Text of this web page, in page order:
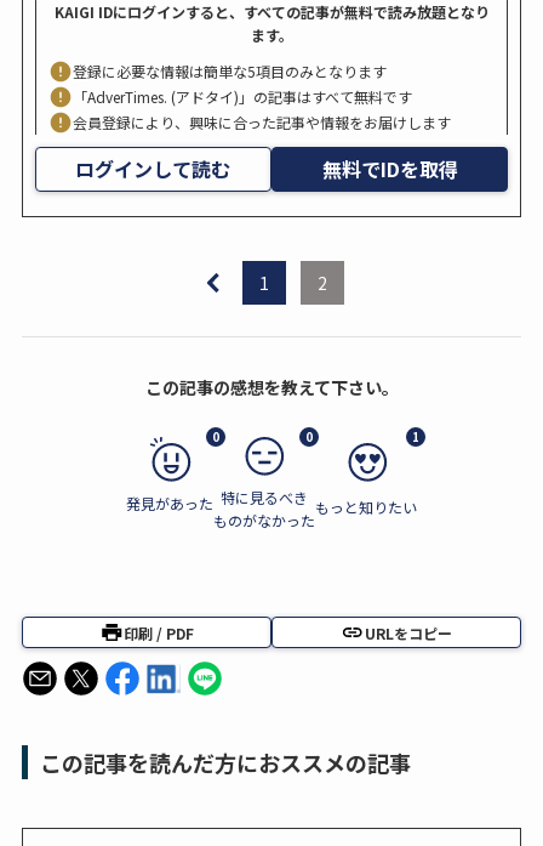
KAIGI IDにログインすると、すべての記事が無料で読み放題となり
ます。
登録に必要な情報は簡単な5項目のみとなります
「AdverTimes. (アドタイ)」の記事はすべて無料です
会員登録により、興味に合った記事や情報をお届けします
ログインして読む 無料でIDを取得
1 2
この記事の感想を教えて下さい。
0
発見があった
0
特に見るべき
ものがなかった
1
もっと知りたい
印刷 / PDF URLをコピー
この記事を読んだ方におススメの記事